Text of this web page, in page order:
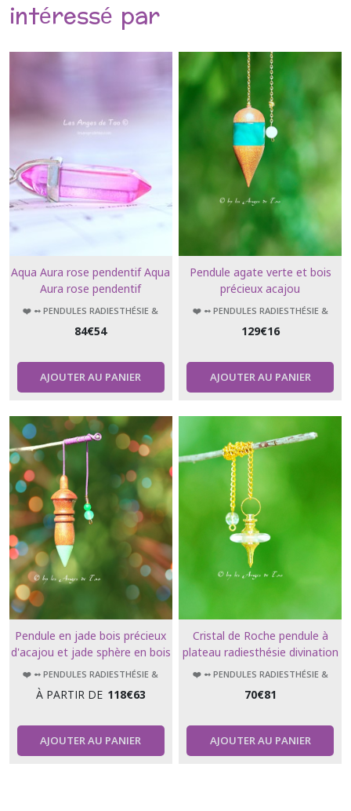
intéressé par
Aqua Aura rose pendentif Aqua
Aura rose pendentif
❤️ ➻ PENDULES RADIESTHÉSIE &
84€54
AJOUTER AU PANIER
Pendule agate verte et bois
précieux acajou
❤️ ➻ PENDULES RADIESTHÉSIE &
129€16
AJOUTER AU PANIER
Pendule en jade bois précieux
d'acajou et jade sphère en bois
d'olivier géobiologie
radiesthésie Collection Luxe
❤️ ➻ PENDULES RADIESTHÉSIE &
À PARTIR DE 118€63
AJOUTER AU PANIER
Cristal de Roche pendule à
plateau radiesthésie divination
géobiologie
❤️ ➻ PENDULES RADIESTHÉSIE &
70€81
AJOUTER AU PANIER